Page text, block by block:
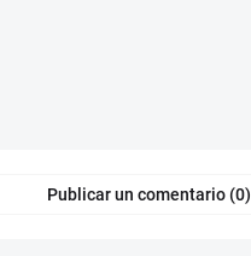
Publicar un comentario (0)